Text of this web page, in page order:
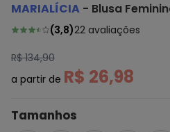
MARIALÍCIA - Blusa
(3,8)22 avaliações
R$ 134,90
a partir de R$ 26,98
Tamanhos